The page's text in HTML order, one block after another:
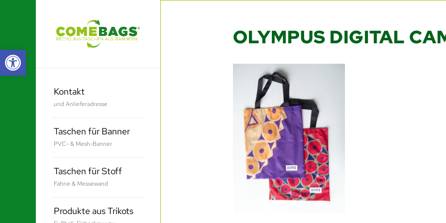
Werkzeugleiste öffnen
Kontakt
und Anlieferadresse
Taschen für Banner
PVC- & Mesh-Banner
Taschen für Stoff
Fahne & Messewand
Produkte aus Trikots
OLYMPUS DIGITAL